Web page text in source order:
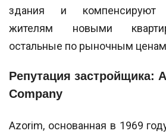
здания и компенсируют
жителям новыми
остальные по рыночным
Репутация застройщика:
Company
Azorim, основанная в 1969